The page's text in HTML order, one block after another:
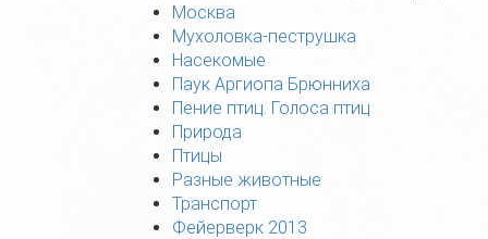
Москва
Мухоловка-пеструшка
Насекомые
Паук Аргиопа Брюнниха
Пение птиц. Голоса птиц
Природа
Птицы
Разные животные
Транспорт
Фейерверк 2013